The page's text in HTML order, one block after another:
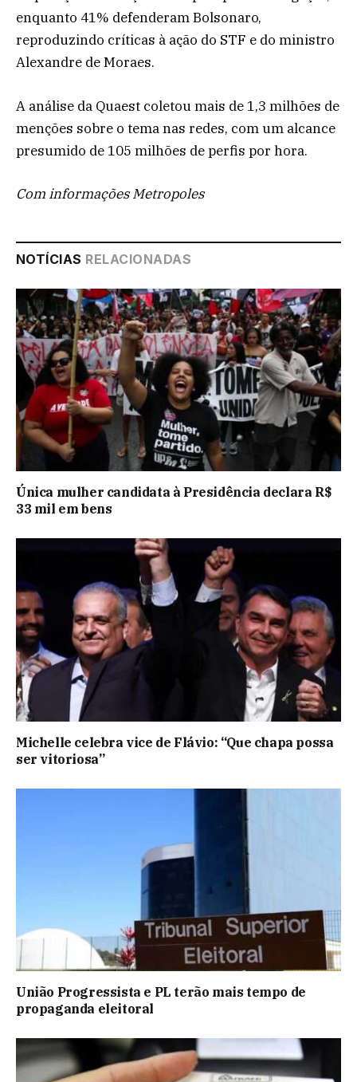
enquanto 41% defenderam Bolsonaro,
reproduzindo críticas à ação do STF e do ministro
Alexandre de Moraes.
A análise da Quaest coletou mais de 1,3 milhões de
menções sobre o tema nas redes, com um alcance
presumido de 105 milhões de perfis por hora.
Com informações Metropoles
NOTÍCIAS RELACIONADAS
Única mulher candidata à Presidência declara R$
33 mil em bens
Michelle celebra vice de Flávio: “Que chapa possa
ser vitoriosa”
União Progressista e PL terão mais tempo de
propaganda eleitoral